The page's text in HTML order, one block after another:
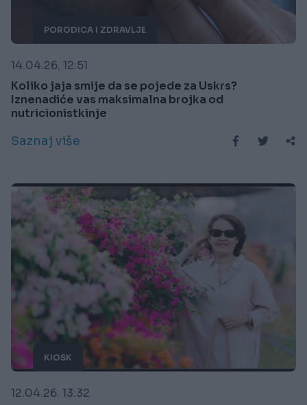
PORODICA I ZDRAVLJE
14.04.26. 12:51
Koliko jaja smije da se pojede za Uskrs?
Iznenadiće vas maksimalna brojka od
nutricionistkinje
Saznaj više
KIOSK
12.04.26. 13:32